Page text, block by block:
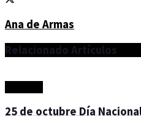
Ana de Armas
Relacionado Artículos
25 de octubre Día